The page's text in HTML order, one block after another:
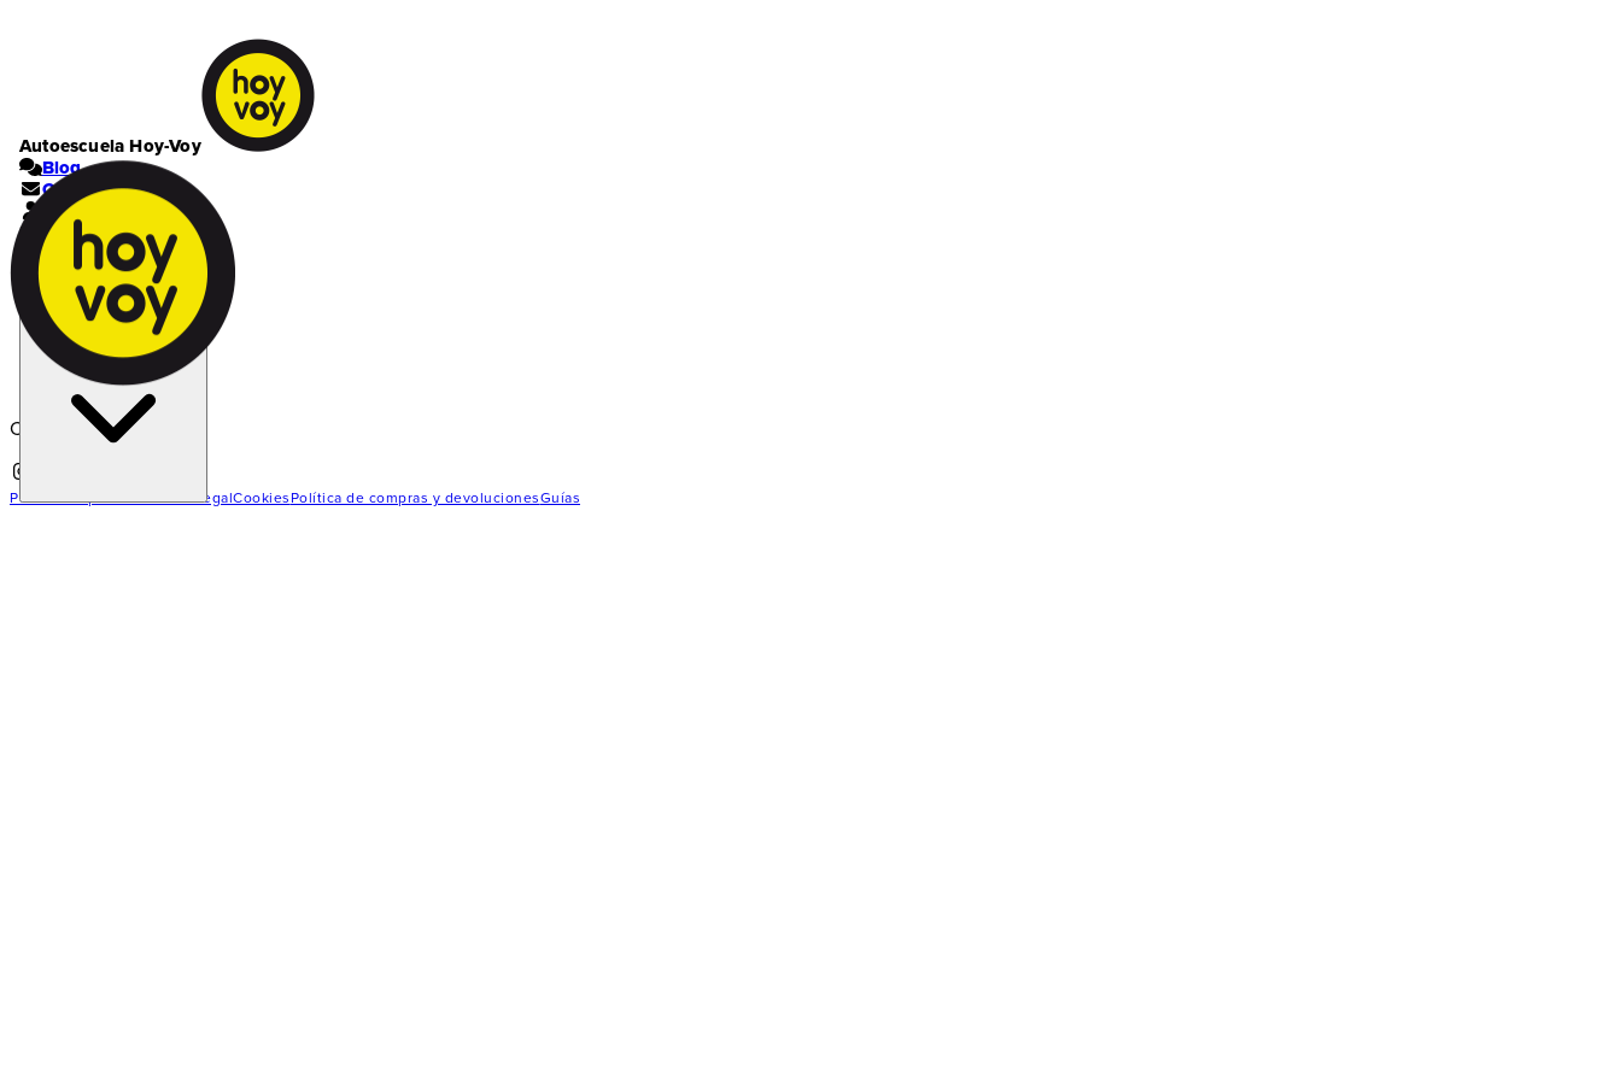
Autoescuela Hoy-Voy
Blog
Contacto
Mi cuenta
Cesta | 0
Estás en la autoescuela
Reus
Cargando...
Política de privacidadNota legalCookies Política de compras y devolucionesGuías